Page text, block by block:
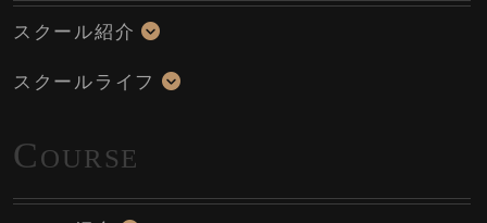
スクール紹介
スクールライフ
COURSE